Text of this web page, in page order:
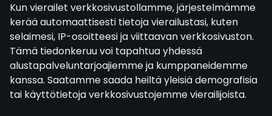
Kun vierailet verkkosivustollamme, järjestelmämme
kerää automaattisesti tietoja vierailustasi, kuten
selaimesi, IP-osoitteesi ja viittaavan verkkosivuston.
Tämä tiedonkeruu voi tapahtua yhdessä
alustapalveluntarjoajiemme ja kumppaneidemme
kanssa. Saatamme saada heiltä yleisiä demografisia
tai käyttötietoja verkkosivustojemme vierailijoista.